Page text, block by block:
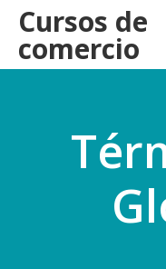
Cursos de
comercio